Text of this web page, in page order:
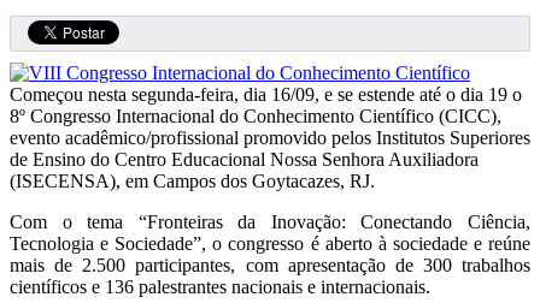
Começou nesta segunda-feira, dia 16/09, e se estende até o dia 19 o
8º Congresso Internacional do Conhecimento Científico (CICC),
evento acadêmico/profissional promovido pelos Institutos Superiores
de Ensino do Centro Educacional Nossa Senhora Auxiliadora
(ISECENSA), em Campos dos Goytacazes, RJ.
Com o tema “Fronteiras da Inovação: Conectando Ciência,
Tecnologia e Sociedade”, o congresso é aberto à sociedade e reúne
mais de 2.500 participantes, com apresentação de 300 trabalhos
científicos e 136 palestrantes nacionais e internacionais.